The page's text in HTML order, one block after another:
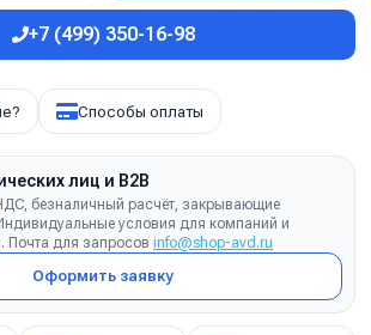
+7 (499) 350-16-98
Способы оплаты
лиц и B2B
безналичный расчёт, закрывающие
условия для компаний и
Почта для запросов info@shop-avd.ru
Оформить заявку